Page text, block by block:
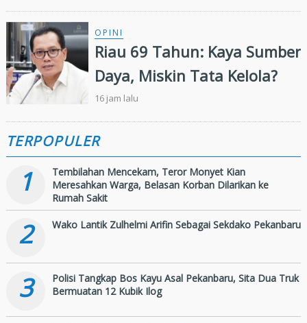
Pencarian Diperluas 13
Kilometer
OPINI
Riau 69 Tahun: Kaya Sumber
Daya, Miskin Tata Kelola?
16 jam lalu
TERPOPULER
1
Tembilahan Mencekam, Teror Monyet Kian
Meresahkan Warga, Belasan Korban Dilarikan ke
Rumah Sakit
2 Wako Lantik Zulhelmi Arifin Sebagai Sekdako Pekanbaru
3
Polisi Tangkap Bos Kayu Asal Pekanbaru, Sita Dua Truk
Bermuatan 12 Kubik Ilog